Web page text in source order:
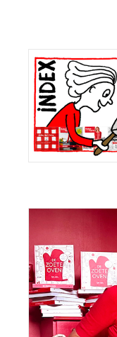
Primaire
Sidebar